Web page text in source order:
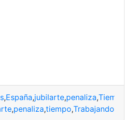
,España,jubilarte,penaliza,Tiempo
,penaliza,tiempo,Trabajando